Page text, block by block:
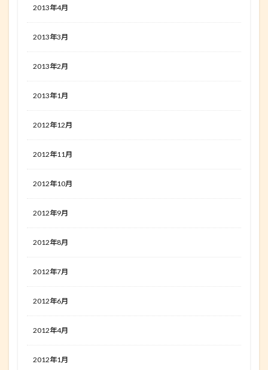
2013年4月
2013年3月
2013年2月
2013年1月
2012年12月
2012年11月
2012年10月
2012年9月
2012年8月
2012年7月
2012年6月
2012年4月
2012年1月